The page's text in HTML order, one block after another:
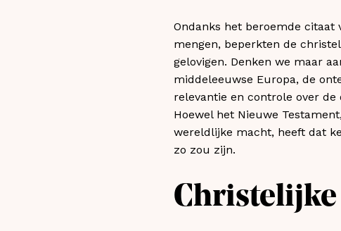
Ondanks het beroemde citaat
mengen, beperkten de
gelovigen. Denken we maar
middeleeuwse Europa, de
relevantie en controle over
Hoewel het Nieuwe
wereldlijke macht, heeft dat
zo zou zijn.